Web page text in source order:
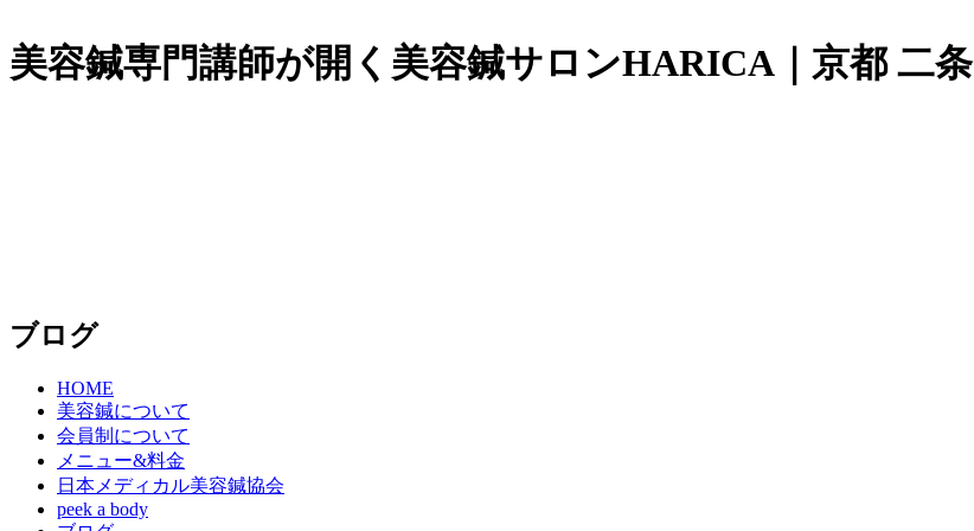
美容鍼専門講師が開く美容鍼サロンHARICA｜京都 二条
ブログ
HOME
美容鍼について
会員制について
メニュー&料金
日本メディカル美容鍼協会
peek a body